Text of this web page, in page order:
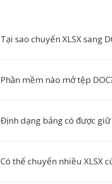
Tại sao chuyển XLSX sang
Phần mềm nào mở tệp
Định dạng bảng có được giữ
Có thể chuyển nhiều XLSX